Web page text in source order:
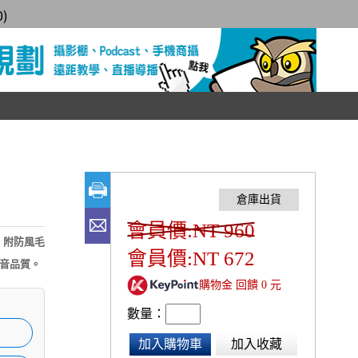
)
附防風毛
品質。
會員價:NT 960
會員價:NT 672
購物金 回饋 0 元
數量：
加入購物車 加入收藏